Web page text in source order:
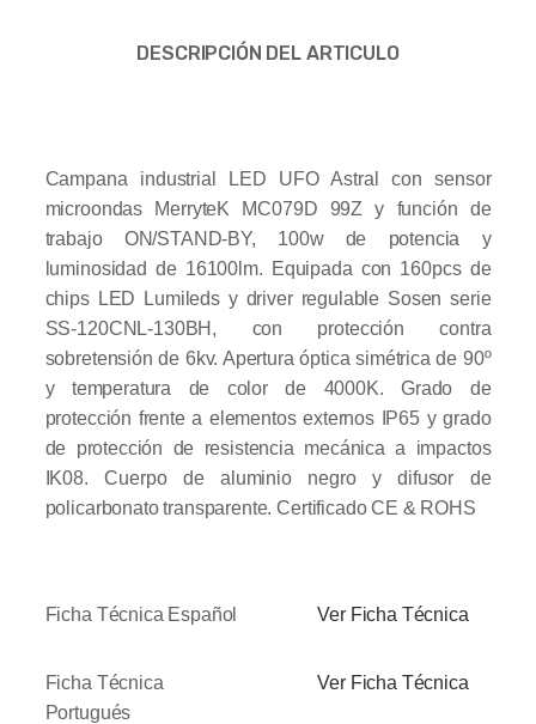
DESCRIPCIÓN DEL ARTICULO
Campana industrial LED UFO Astral con sensor
microondas MerryteK MC079D 99Z y función de
trabajo ON/STAND-BY, 100w de potencia y
luminosidad de 16100lm. Equipada con 160pcs de
chips LED Lumileds y driver regulable Sosen serie
SS-120CNL-130BH, con protección contra
sobretensión de 6kv. Apertura óptica simétrica de 90º
y temperatura de color de 4000K. Grado de
protección frente a elementos externos IP65 y grado
de protección de resistencia mecánica a impactos
IK08. Cuerpo de aluminio negro y difusor de
policarbonato transparente.Certificado CE & ROHS
Ficha Técnica Español Ver Ficha Técnica
Ficha Técnica
Portugués
Ver Ficha Técnica